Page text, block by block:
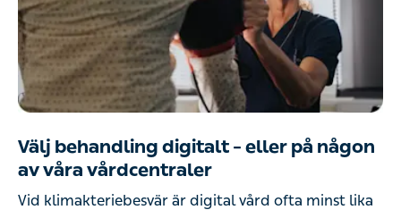
Välj behandling digitalt – eller på någon
av våra vårdcentraler
Vid klimakteriebesvär är digital vård ofta minst lika